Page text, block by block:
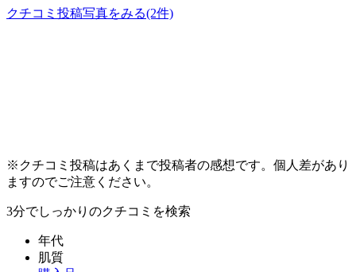
クチコミ投稿写真をみる(2件)
※クチコミ投稿はあくまで投稿者の感想です。個人差があり
ますのでご注意ください。
3分でしっかり のクチコミを検索
年代
肌質